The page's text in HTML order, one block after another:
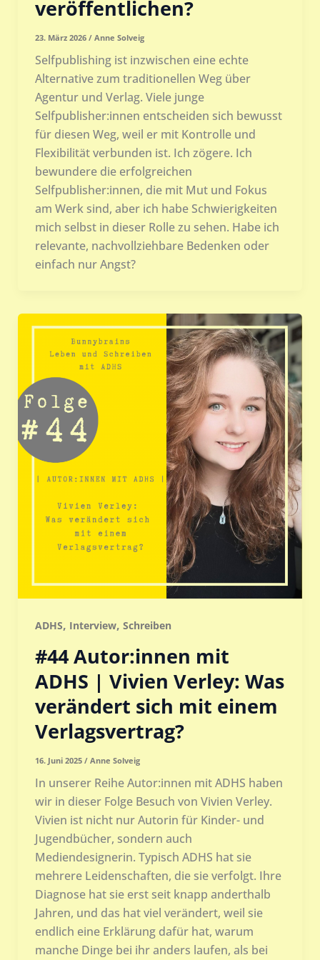
veröffentlichen?
23. März 2026 / Anne Solveig
Selfpublishing ist inzwischen eine echte
Alternative zum traditionellen Weg über
Agentur und Verlag. Viele junge
Selfpublisher:innen entscheiden sich bewusst
für diesen Weg, weil er mit Kontrolle und
Flexibilität verbunden ist. Ich zögere. Ich
bewundere die erfolgreichen
Selfpublisher:innen, die mit Mut und Fokus
am Werk sind, aber ich habe Schwierigkeiten
mich selbst in dieser Rolle zu sehen. Habe ich
relevante, nachvollziehbare Bedenken oder
einfach nur Angst?
ADHS, Interview, Schreiben
#44 Autor:innen mit
ADHS | Vivien Verley: Was
verändert sich mit einem
Verlagsvertrag?
16. Juni 2025 / Anne Solveig
In unserer Reihe Autor:innen mit ADHS haben
wir in dieser Folge Besuch von Vivien Verley.
Vivien ist nicht nur Autorin für Kinder- und
Jugendbücher, sondern auch
Mediendesignerin. Typisch ADHS hat sie
mehrere Leidenschaften, die sie verfolgt. Ihre
Diagnose hat sie erst seit knapp anderthalb
Jahren, und das hat viel verändert, weil sie
endlich eine Erklärung dafür hat, warum
manche Dinge bei ihr anders laufen, als bei